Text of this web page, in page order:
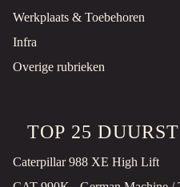
Werkplaats & Toebehoren
Infra
Overige rubrieken
TOP 25
Caterpillar 988 XE High Lift